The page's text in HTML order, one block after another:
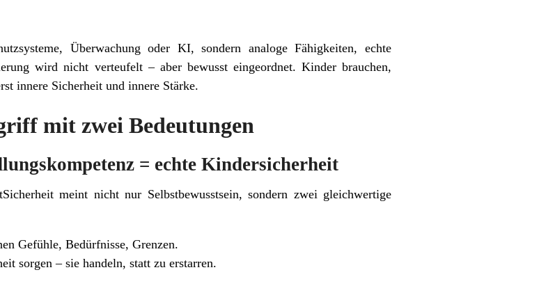
Überwachung oder KI, sondern analoge Fähigkeiten, echte
wird nicht verteufelt – aber bewusst eingeordnet. Kinder brauchen,
innere Sicherheit und innere Stärke.
mit zwei Bedeutungen
= echte Kindersicherheit
meint nicht nur Selbstbewusstsein, sondern zwei gleichwertige
Gefühle, Bedürfnisse, Grenzen.
sorgen – sie handeln, statt zu erstarren.